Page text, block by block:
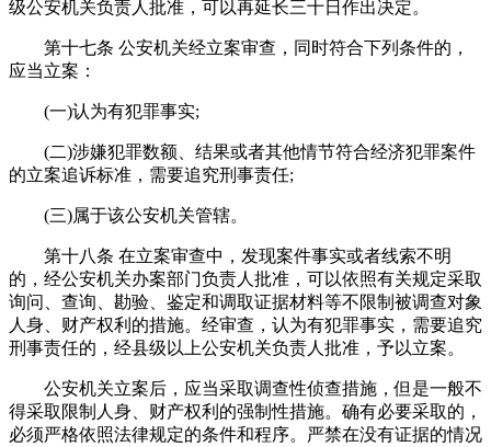
级公安机关负责人批准，可以再延长三十日作出决定。
第十七条 公安机关经立案审查，同时符合下列条件的，
应当立案：
(一)认为有犯罪事实;
(二)涉嫌犯罪数额、结果或者其他情节符合经济犯罪案件
的立案追诉标准，需要追究刑事责任;
(三)属于该公安机关管辖。
第十八条 在立案审查中，发现案件事实或者线索不明
的，经公安机关办案部门负责人批准，可以依照有关规定采取
询问、查询、勘验、鉴定和调取证据材料等不限制被调查对象
人身、财产权利的措施。经审查，认为有犯罪事实，需要追究
刑事责任的，经县级以上公安机关负责人批准，予以立案。
公安机关立案后，应当采取调查性侦查措施，但是一般不
得采取限制人身、财产权利的强制性措施。确有必要采取的，
必须严格依照法律规定的条件和程序。严禁在没有证据的情况